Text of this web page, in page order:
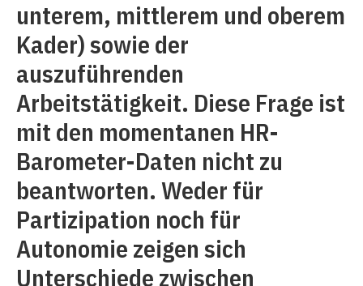
unterem, mittlerem und oberem
Kader) sowie der
auszuführenden
Arbeitstätigkeit. Diese Frage ist
mit den momentanen HR-
Barometer-Daten nicht zu
beantworten. Weder für
Partizipation noch für
Autonomie zeigen sich
Unterschiede zwischen